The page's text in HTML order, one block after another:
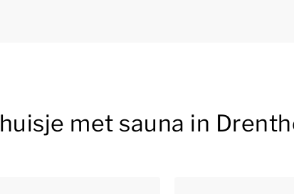
met sauna in